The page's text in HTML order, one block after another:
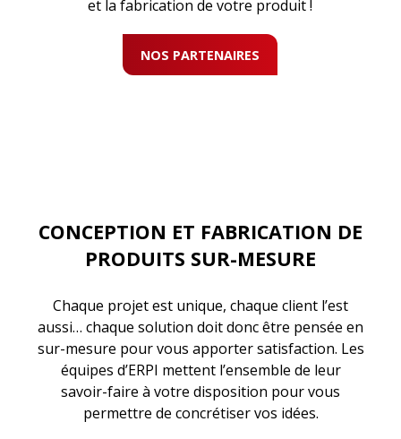
et la fabrication de votre produit !
NOS PARTENAIRES
CONCEPTION ET FABRICATION DE
PRODUITS SUR-MESURE
Chaque projet est unique, chaque client l’est
aussi… chaque solution doit donc être pensée en
sur-mesure pour vous apporter satisfaction. Les
équipes d’ERPI mettent l’ensemble de leur
savoir-faire à votre disposition pour vous
permettre de concrétiser vos idées.